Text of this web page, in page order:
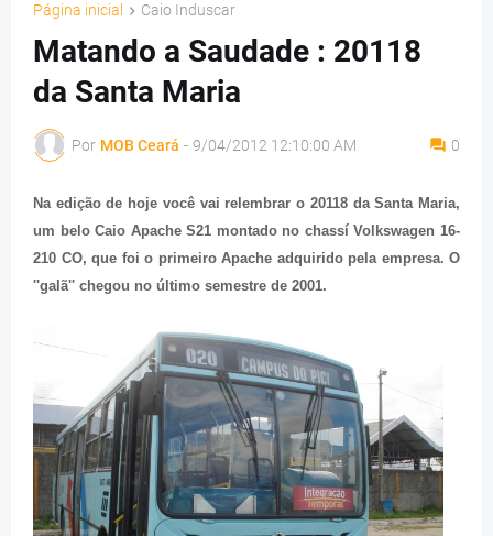
Página inicial Caio Induscar
Matando a Saudade : 20118
da Santa Maria
Por MOB Ceará - 9/04/2012 12:10:00 AM 0
Na edição de hoje você vai relembrar o 20118 da Santa Maria,
um belo Caio Apache S21 montado no chassí Volkswagen 16-
210 CO, que foi o primeiro Apache adquirido pela empresa. O
''galã'' chegou no último semestre de 2001.